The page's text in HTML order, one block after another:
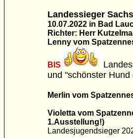
Landessieger
10.07.2022 in Bad
Richter: Herr
Lenny vom
BIS
und "schönster
Merlin vom
Violetta vom
1.Ausstellung!)
Landesjugendsieger